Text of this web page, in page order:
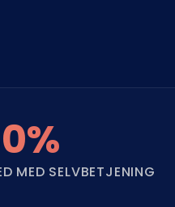
MED SELVBETJENING